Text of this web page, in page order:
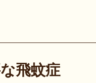
飛蚊症